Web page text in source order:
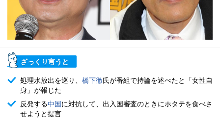
ざっくり言うと
処理水放出を巡り、 橋下徹氏が番組で持論を述べたと「女性自
身」が報じた
反発する中国に対抗して、出入国審査のときにホタテを食べさ
せようと提言